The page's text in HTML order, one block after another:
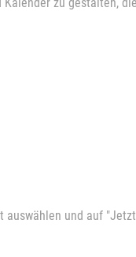
und auf